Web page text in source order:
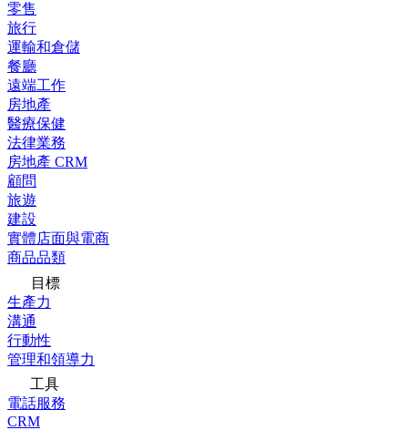
零售
旅行
運輸和倉儲
餐廳
遠端工作
房地產
醫療保健
法律業務
房地產 CRM
顧問
旅遊
建設
實體店面與電商
商品品類
目標
生產力
溝通
行動性
管理和領導力
工具
電話服務
CRM